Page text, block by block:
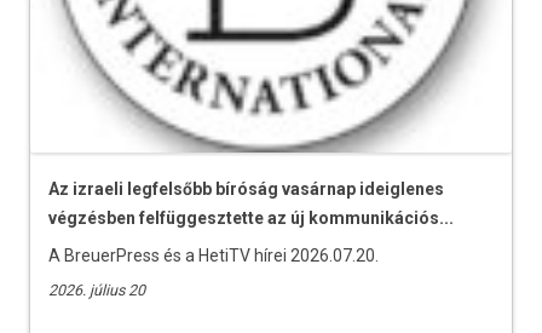
Az izraeli legfelsőbb bíróság vasárnap ideiglenes
végzésben felfüggesztette az új kommunikációs...
A BreuerPress és a HetiTV hírei 2026.07.20.
2026. július 20